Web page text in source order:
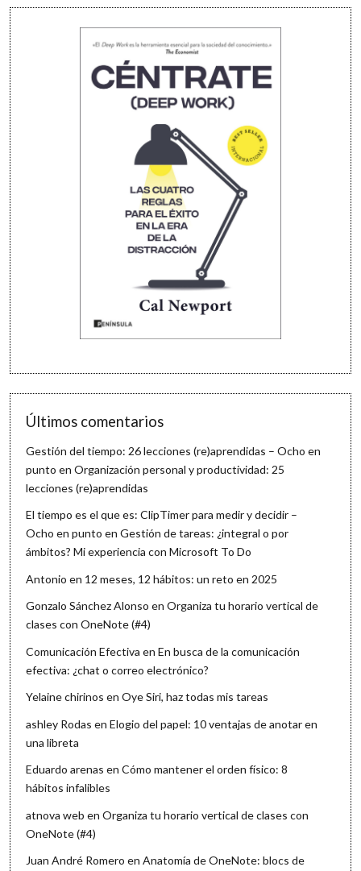
Últimos comentarios
Gestión del tiempo: 26 lecciones (re)aprendidas – Ocho en
punto enOrganización personal y productividad: 25
lecciones (re)aprendidas
El tiempo es el que es: ClipTimer para medir y decidir –
Ocho en punto enGestión de tareas: ¿integral o por
ámbitos? Mi experiencia con Microsoft To Do
Antonio en 12 meses, 12 hábitos: un reto en 2025
Gonzalo Sánchez Alonso enOrganiza tu horario vertical de
clases con OneNote (#4)
Comunicación Efectiva enEn busca de la comunicación
efectiva: ¿chat o correo electrónico?
Yelaine chirinos enOye Siri, haz todas mis tareas
ashley Rodas enElogio del papel: 10 ventajas de anotar en
una libreta
Eduardo arenas enCómo mantener el orden físico: 8
hábitos infalibles
atnova web enOrganiza tu horario vertical de clases con
OneNote (#4)
Juan André Romero enAnatomía de OneNote: blocs de